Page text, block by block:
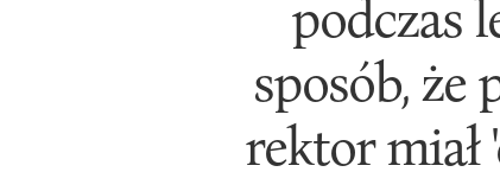
podczas
sposób, że
rektor miał